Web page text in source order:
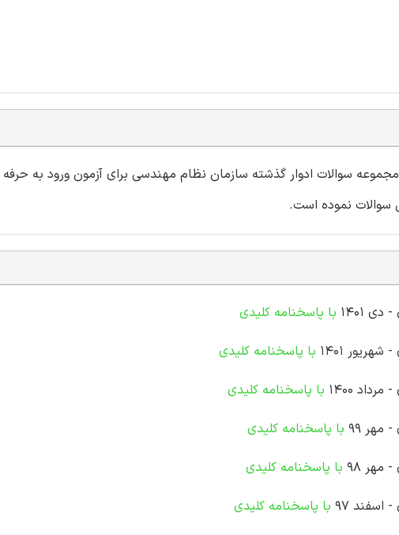
مجموعه سوالات ادوار گذشته سازمان نظام مهندسی برای آزمون ورود به حرفه
سوالات نموده است.
1401 با پاسخنامه کلیدی
1401 با پاسخنامه کلیدی
1400 با پاسخنامه کلیدی
99 با پاسخنامه کلیدی
98 با پاسخنامه کلیدی
97 با پاسخنامه کلیدی